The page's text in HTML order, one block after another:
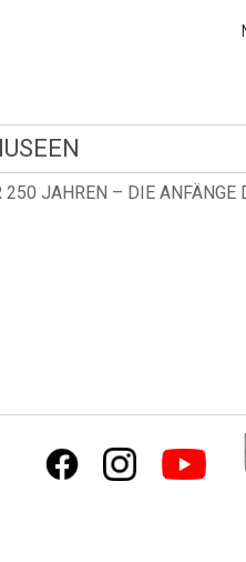
JAHREN – DIE ANFÄNGE